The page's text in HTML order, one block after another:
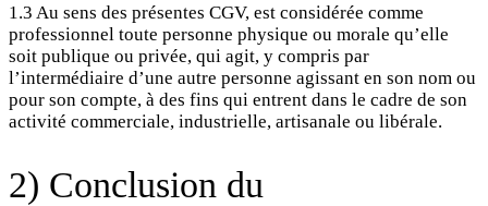
1.3 Au sens des présentes CGV, est considérée comme
professionnel toute personne physique ou morale qu’elle
soit publique ou privée, qui agit, y compris par
l’intermédiaire d’une autre personne agissant en son nom ou
pour son compte, à des fins qui entrent dans le cadre de son
activité commerciale, industrielle, artisanale ou libérale.
2) Conclusion du